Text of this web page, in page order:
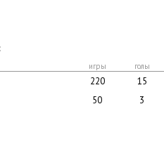
игры голы
220
15
50 3